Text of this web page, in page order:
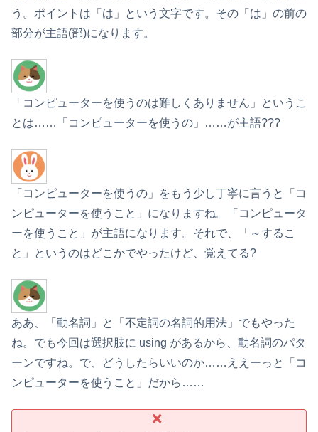
う。ポイントは「は」という文字です。その「は」の前の
部分が主語(部)になります。
「コンピューターを使うのは難しくありません」というこ
とは……「コンピューターを使うの」……が主語???
「コンピューターを使うの」をもう少し丁寧に言うと「コ
ンピューターを使うこと」になりますね。「コンピュータ
ーを使うこと」が主語になります。それで、「～するこ
と」というのはどこかでやったけど、覚えてる?
ああ、「動名詞」と「不定詞の名詞的用法」でもやった
ね。でも今回は選択肢に using があるから、動名詞のパタ
ーンですね。で、どうしたらいいのか……ええーっと「コ
ンピューターを使うこと」だから……